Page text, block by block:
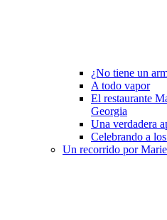
¿No tiene un
A todo vapor
El restaurante
Georgia
Una verdadera
Celebrando a
Un recorrido por